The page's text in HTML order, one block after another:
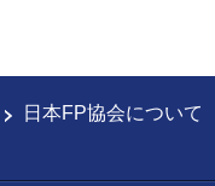
日本FP協会について